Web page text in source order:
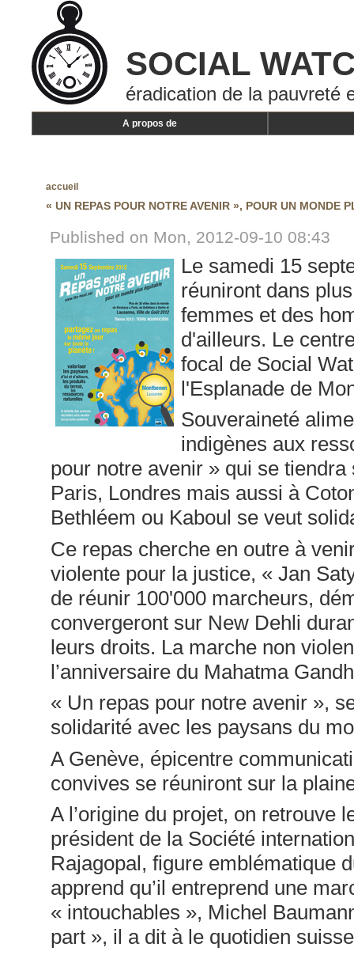
SOCIAL
éradication de la pauvreté
A propos de
accueil
« UN REPAS POUR NOTRE AVENIR », POUR UN MONDE
Published on Mon, 2012-09-10 08:43
Le samedi 15
réuniront dans
femmes et des
d'ailleurs. Le
focal de Social
l'Esplanade de
Souveraineté
indigènes aux
pour notre avenir » qui se
Paris, Londres mais aussi à
Bethléem ou Kaboul se veut
Ce repas cherche en outre à
violente pour la justice, « Jan
de réunir 100'000 marcheurs,
convergeront sur New Dehli
leurs droits. La marche non
l’anniversaire du Mahatma
« Un repas pour notre avenir »,
solidarité avec les paysans du
A Genève, épicentre
convives se réuniront sur la
A l’origine du projet, on retrouve
président de la Société
Rajagopal, figure emblématique
apprend qu’il entreprend une
« intouchables », Michel
part », il a dit à le quotidien